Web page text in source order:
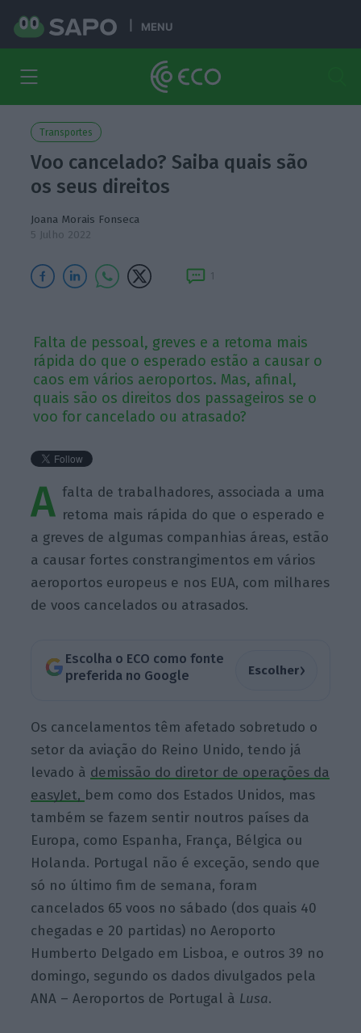
MENU
Transportes
Voo cancelado? Saiba quais são
os seus direitos
Joana Morais Fonseca
5 Julho 2022
1
Falta de pessoal, greves e a retoma mais
rápida do que o esperado estão a causar o
caos em vários aeroportos. Mas, afinal,
quais são os direitos dos passageiros se o
voo for cancelado ou atrasado?
A falta de trabalhadores, associada a uma
retoma mais rápida do que o esperado e
a greves de algumas companhias áreas, estão
a causar fortes constrangimentos em vários
aeroportos europeus e nos EUA, com milhares
de voos cancelados ou atrasados.
Escolha o ECO como fonte
preferida no Google
Escolher›
Os cancelamentos têm afetado sobretudo o
setor da aviação do Reino Unido, tendo já
levado à demissão do diretor de operações da
easyJet, bem como dos Estados Unidos, mas
também se fazem sentir noutros países da
Europa, como Espanha, França, Bélgica ou
Holanda. Portugal não é exceção, sendo que
só no último fim de semana, foram
cancelados 65 voos no sábado (dos quais 40
chegadas e 20 partidas) no Aeroporto
Humberto Delgado em Lisboa, e outros 39 no
domingo, segundo os dados divulgados pela
ANA – Aeroportos de Portugal à Lusa.